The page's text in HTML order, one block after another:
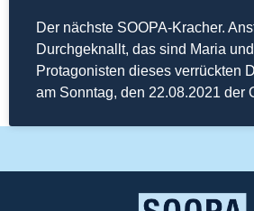
Der nächste SOOPA-Kracher.
Durchgeknallt, das sind Maria
Protagonisten dieses verrückten
am Sonntag, den 22.08.2021 der